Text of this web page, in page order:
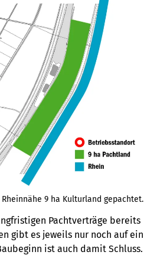
9 ha Kulturland gepachtet.
Pachtverträge bereits
gibt es jeweils nur noch auf ein
ist auch damit Schluss.